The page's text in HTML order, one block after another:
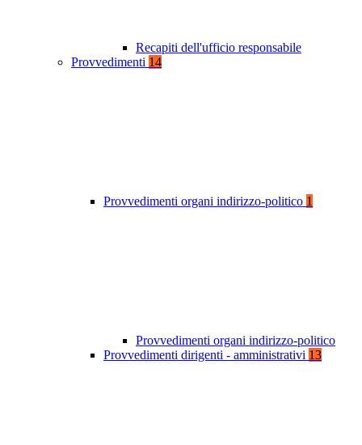
Recapiti dell'ufficio responsabile
Provvedimenti 14
Provvedimenti organi indirizzo-politico 1
Provvedimenti organi indirizzo-politico
Provvedimenti dirigenti - amministrativi 13